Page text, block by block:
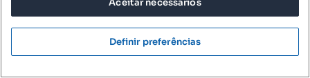
Aceitar necessários
Definir preferências